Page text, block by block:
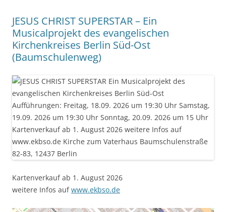
JESUS CHRIST SUPERSTAR – Ein
Musicalprojekt des evangelischen
Kirchenkreises Berlin Süd-Ost
(Baumschulenweg)
Kartenverkauf ab 1. August 2026
weitere Infos aufwww.ekbso.de